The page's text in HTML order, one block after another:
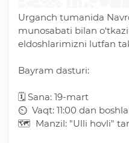
Deputatlar faoliyati
Murojaat uchun
Urganch tumanida
munosabati bilan
eldoshlarimizni lutfan
Bayram dasturi:
🗓 Sana: 19-mart
⏲ Vaqt: 11:00 dan
🗺 Manzil: "Ulli hovli"